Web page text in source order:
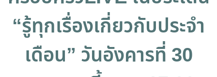
“รู้ทุกเรื่องเกี่ยวกับประจำ
เดือน” วันอังคารที่ 30